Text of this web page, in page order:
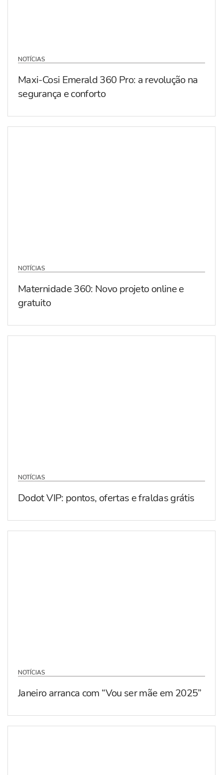
NOTÍCIAS
Maxi-Cosi Emerald 360 Pro: a revolução na
segurança e conforto
NOTÍCIAS
Maternidade 360: Novo projeto online e
gratuito
NOTÍCIAS
Dodot VIP: pontos, ofertas e fraldas grátis
NOTÍCIAS
Janeiro arranca com “Vou ser mãe em 2025”